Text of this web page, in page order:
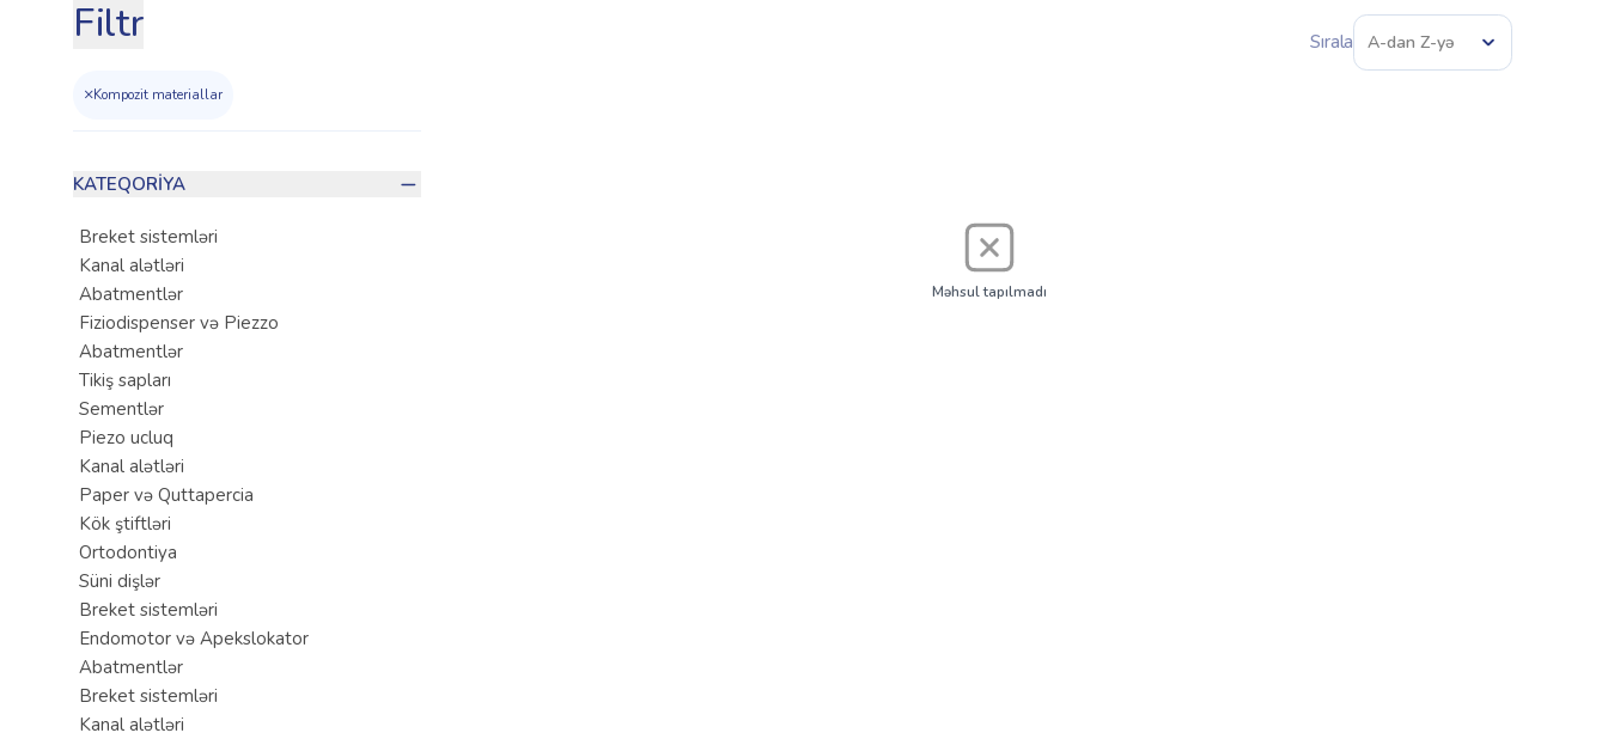
Filtr
×Kompozit materiallar
KATEQORIYA
Breket sistemləri
Kanal alətləri
Abatmentlər
Fiziodispenser və Piezzo
Abatmentlər
Tikiş sapları
Sementlər
Piezo ucluq
Kanal alətləri
Paper və Quttapercia
Kök ştiftləri
Ortodontiya
Süni dişlər
Breket sistemləri
Endomotor və Apekslokator
Abatmentlər
Breket sistemləri
Kanal alətləri
Sırala A-dan Z-yə
Məhsul tapılmadı